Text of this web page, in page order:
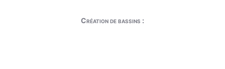
Création de bassins :